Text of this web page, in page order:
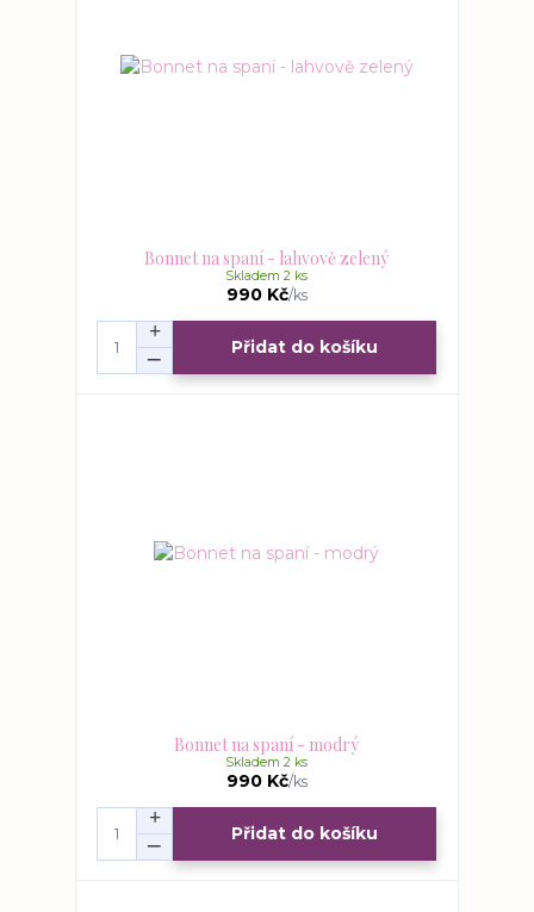
Bonnet na spaní - lahvově zelený
990 Kč/ks
Skladem 2 ks
Přidat do košíku
Bonnet na spaní - modrý
990 Kč/ks
Skladem 2 ks
Přidat do košíku